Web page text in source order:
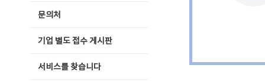
문의처
기업 별도 접수 게시판
서비스를 찾습니다